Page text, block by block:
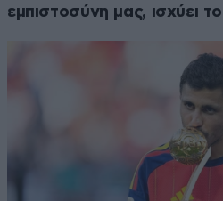
εμπιστοσύνη μας, ισχύει